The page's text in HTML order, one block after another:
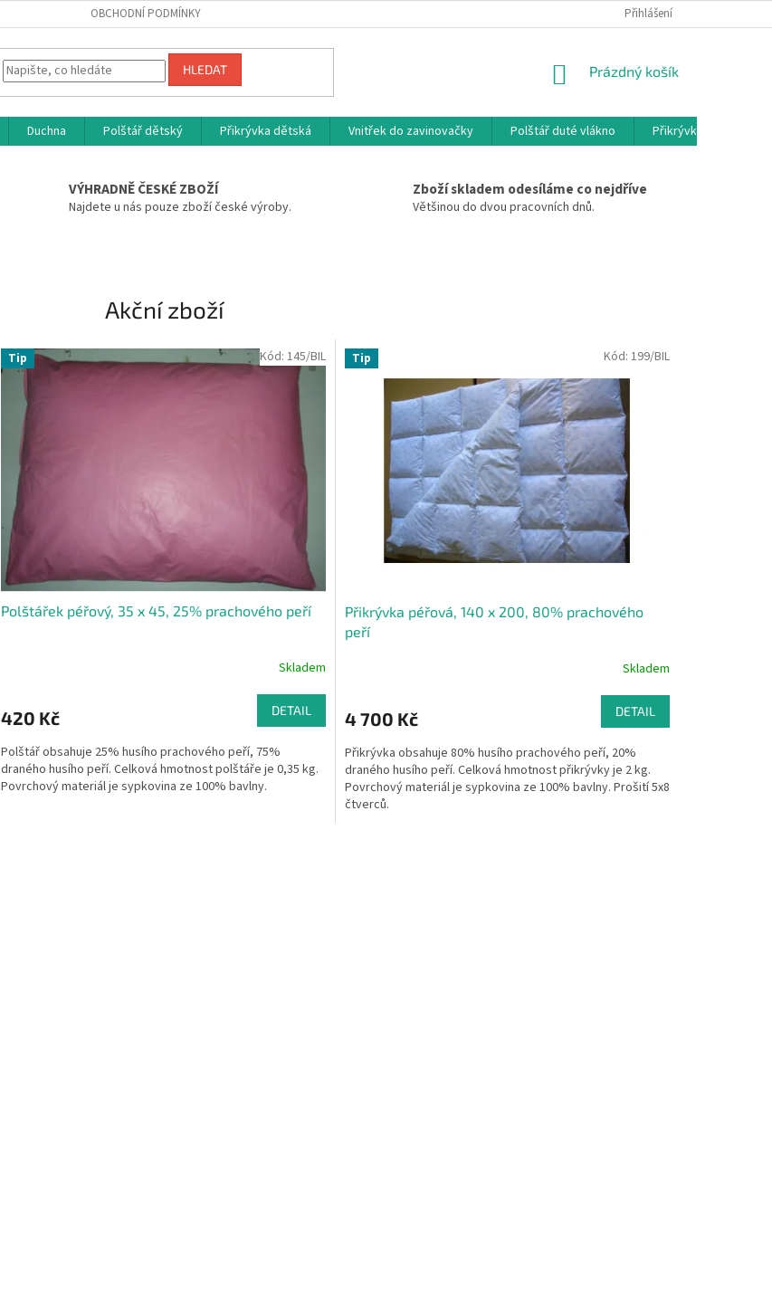
OBCHODNÍ PODMÍNKY Přihlášení
HLEDAT
NÁKUPNÍ
Prázdný košík
Duchna Polštář dětský Přikrývka dětská Vnitřek do zavinovačky Polštář duté vlákno Přikrývka duté vlákno
VÝHRADNĚ ČESKÉ ZBOŽÍ
Najdete u nás pouze zboží české výroby.
Zboží skladem odesíláme co nejdříve
Většinou do dvou pracovních dnů.
Akční zboží
Tip
Polštářek péřový, 35 x 45, 25% prachového peří
Skladem
420 Kč DETAIL
Polštář obsahuje 25% husího prachového peří, 75%
draného husího peří. Celková hmotnost polštáře je 0,35 kg.
Povrchový materiál je sypkovina ze 100% bavlny.
Kód: 145/BIL Tip
Přikrývka péřová, 140 x 200, 80% prachového
peří
Skladem
4 700 Kč DETAIL
Přikrývka obsahuje 80% husího prachového peří, 20%
draného husího peří. Celková hmotnost přikrývky je 2 kg.
Povrchový materiál je sypkovina ze 100% bavlny. Prošití 5x8
čtverců.
Kód: 199/BIL